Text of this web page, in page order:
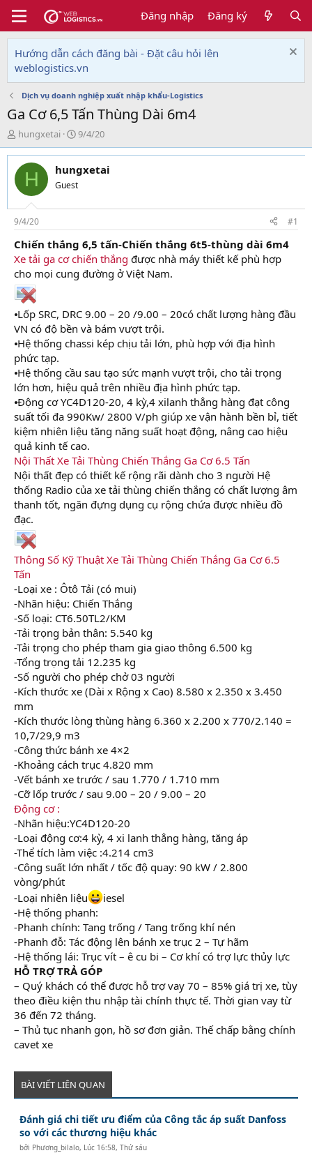
Đăng nhập Đăng ký
Hướng dẫn cách đăng bài - Đặt câu hỏi lên
weblogistics.vn
Dịch vụ doanh nghiệp xuất nhập khẩu-Logistics
Ga Cơ 6,5 Tấn Thùng Dài 6m4
T
h
r
e
d
s
t
a
r
t
e
r
hungxetai
N
g
à
y
g
i
9/4/20
H hungxetai
Guest
9/4/20 #1
Chiến thắng 6,5 tấn-Chiến thắng 6t5-thùng dài 6m4
Xe tải ga cơ chiến thắng được nhà máy thiết kế phù hợp
cho mọi cung đường ở Việt Nam.
⦁Lốp SRC, DRC 9.00 – 20 /9.00 – 20có chất lượng hàng đầu
VN có độ bền và bám vượt trội.
⦁Hệ thống chassi kép chịu tải lớn, phù hợp với địa hình
phức tạp.
⦁Hệ thống cầu sau tạo sức mạnh vượt trội, cho tải trọng
lớn hơn, hiệu quả trên nhiều địa hình phức tạp.
⦁Động cơ YC4D120-20, 4 kỳ,4 xilanh thẳng hàng đạt công
suất tối đa 990Kw/ 2800 V/ph giúp xe vận hành bền bỉ, tiết
kiệm nhiên liệu tăng năng suất hoạt động, nâng cao hiệu
quả kinh tế cao.
Nội Thất Xe Tải Thùng Chiến Thắng Ga Cơ 6.5 Tấn
Nội thất đẹp có thiết kế rộng rãi dành cho 3 người Hệ
thống Radio của xe tải thùng chiến thắng có chất lượng âm
thanh tốt, ngăn đựng dụng cụ rộng chứa được nhiều đồ
đạc.
Thông Số Kỹ Thuật Xe Tải Thùng Chiến Thắng Ga Cơ 6.5
Tấn
-Loại xe : Ôtô Tải (có mui)
-Nhãn hiệu: Chiến Thắng
-Số loại: CT6.50TL2/KM
-Tải trọng bản thân: 5.540 kg
-Tải trọng cho phép tham gia giao thông 6.500 kg
-Tổng trọng tải 12.235 kg
-Số người cho phép chở 03 người
-Kích thước xe (Dài x Rộng x Cao) 8.580 x 2.350 x 3.450
mm
-Kích thước lòng thùng hàng 6.360 x 2.200 x 770/2.140 =
10,7/29,9 m3
-Công thức bánh xe 4×2
-Khoảng cách trục 4.820 mm
-Vết bánh xe trước / sau 1.770 / 1.710 mm
-Cỡ lốp trước / sau 9.00 – 20 / 9.00 – 20
Động cơ :
-Nhãn hiệu:YC4D120-20
-Loại động cơ:4 kỳ, 4 xi lanh thẳng hàng, tăng áp
-Thể tích làm việc :4.214 cm3
-Công suất lớn nhất / tốc độ quay: 90 kW / 2.800
vòng/phút
-Loại nhiên liệu
iesel
-Hệ thống phanh:
-Phanh chính: Tang trống / Tang trống khí nén
-Phanh đỗ: Tác động lên bánh xe trục 2 – Tự hãm
-Hệ thống lái: Trục vít – ê cu bi – Cơ khí có trợ lực thủy lực
HỖ TRỢ TRẢ GÓP
– Quý khách có thể được hỗ trợ vay 70 – 85% giá trị xe, tùy
theo điều kiện thu nhập tài chính thực tế. Thời gian vay từ
36 đến 72 tháng.
– Thủ tục nhanh gọn, hồ sơ đơn giản. Thế chấp bằng chính
cavet xe
BÀI VIẾT LIÊN QUAN
Đánh giá chi tiết ưu điểm của Công tắc áp suất Danfoss
so với các thương hiệu khác
bởi Phương_bilalo, Lúc 16:58, Thứ sáu